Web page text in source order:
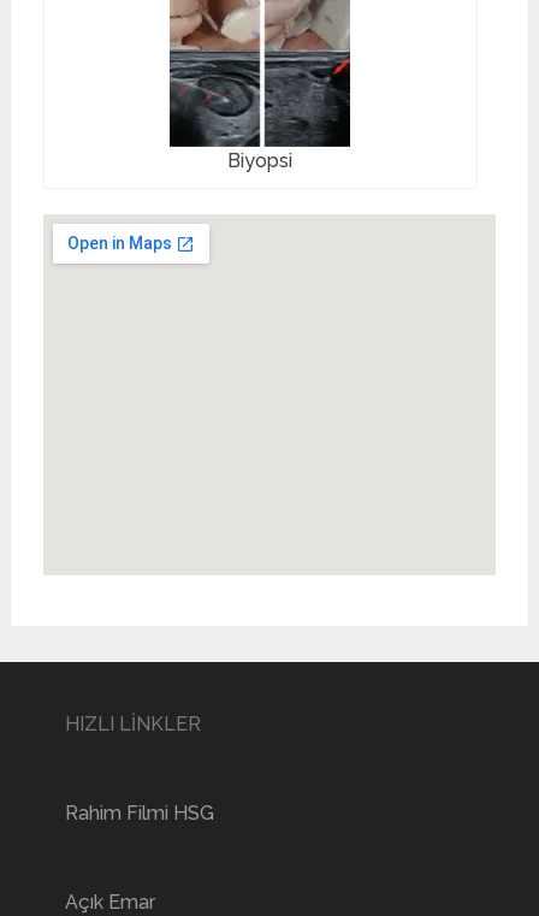
Biyopsi
HIZLI LİNKLER
Rahim Filmi HSG
Açık Emar